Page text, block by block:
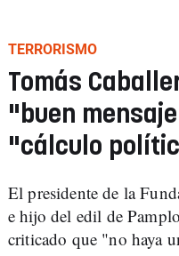
TERRORISMO
Tomás
"buen
"cálculo
El presidente de la
e hijo del edil de
criticado que "no haya